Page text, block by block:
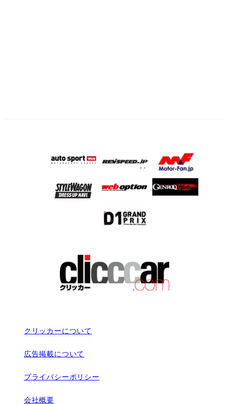
クリッカーについて
広告掲載について
プライバシーポリシー
会社概要